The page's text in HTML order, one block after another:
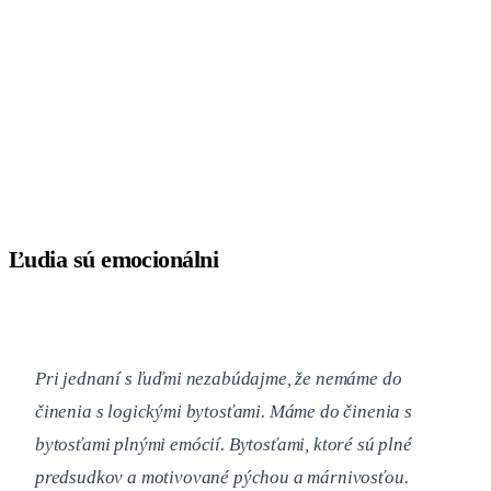
Ľudia sú emocionálni
Pri jednaní s ľuďmi nezabúdajme, že nemáme do
činenia s logickými bytosťami. Máme do činenia s
bytosťami plnými emócií. Bytosťami, ktoré sú plné
predsudkov a motivované pýchou a márnivosťou.